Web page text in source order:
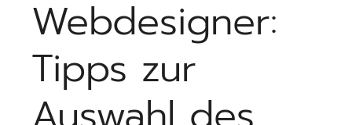
Webdesigner:
Tipps zur